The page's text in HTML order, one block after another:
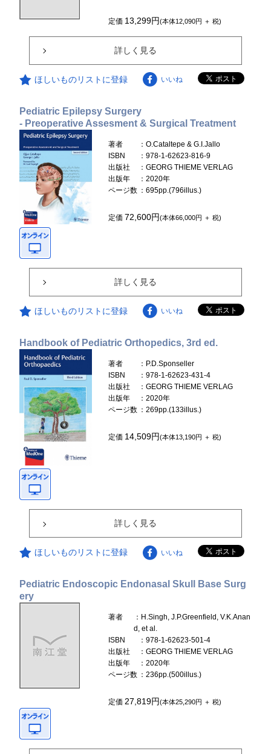
定価 13,299円(本体12,090円 ＋ 税)
詳しく見る
ほしいものリストに登録 いいね
Pediatric Epilepsy Surgery
- Preoperative Assesment & Surgical Treatment
著者
：O.Cataltepe & G.I.Jallo
ISBN
：978-1-62623-816-9
出版社
：GEORG THIEME VERLAG
出版年
：2020年
ページ数 ：695pp.(796illus.)
定価72,600円(本体66,000円 ＋ 税)
詳しく見る
ほしいものリストに登録 いいね
Handbook of Pediatric Orthopedics, 3rd ed.
著者
：P.D.Sponseller
ISBN
：978-1-62623-431-4
出版社
：GEORG THIEME VERLAG
出版年
：2020年
ページ数 ：269pp.(133illus.)
定価 14,509円(本体13,190円 ＋ 税)
詳しく見る
ほしいものリストに登録 いいね
Pediatric Endoscopic Endonasal Skull Base Surg
ery
著者
：H.Singh, J.P.Greenfield, V.K.Anan
d, et al.
ISBN
：978-1-62623-501-4
出版社
：GEORG THIEME VERLAG
出版年
：2020年
ページ数 ：236pp.(500illus.)
定価27,819円(本体25,290円 ＋ 税)